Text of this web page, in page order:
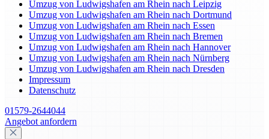
Umzug von Ludwigshafen am Rhein nach Leipzig
Umzug von Ludwigshafen am Rhein nach Dortmund
Umzug von Ludwigshafen am Rhein nach Essen
Umzug von Ludwigshafen am Rhein nach Bremen
Umzug von Ludwigshafen am Rhein nach Hannover
Umzug von Ludwigshafen am Rhein nach Nürnberg
Umzug von Ludwigshafen am Rhein nach Dresden
Impressum
Datenschutz
01579-2644044
Angebot anfordern